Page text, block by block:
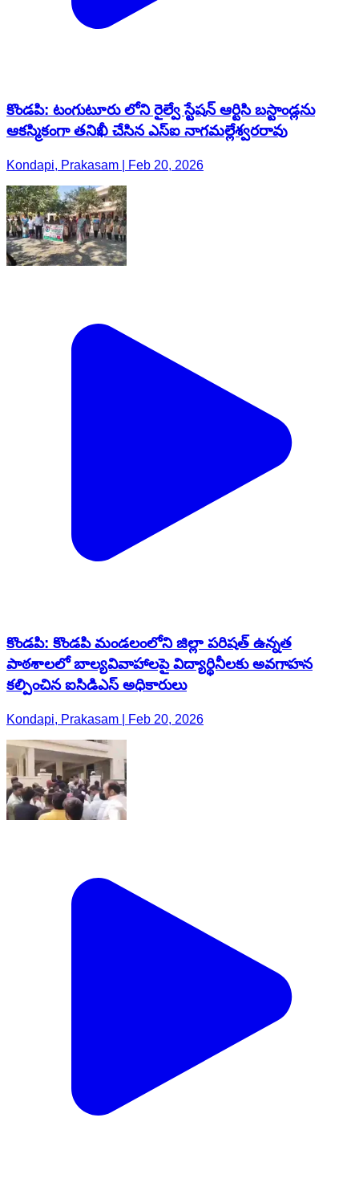
కొండపి: టంగుటూరు లోని రైల్వే స్టేషన్ ఆర్టిసి బస్టాండ్లను
ఆకస్మికంగా తనిఖీ చేసిన ఎస్ఐ నాగమల్లేశ్వరరావు
Kondapi, Prakasam | Feb 20, 2026
కొండపి: కొండపి మండలంలోని జిల్లా పరిషత్ ఉన్నత
పాఠశాలలో బాల్యవివాహాలపై విద్యార్థినీలకు అవగాహన
కల్పించిన ఐసిడిఎస్ అధికారులు
Kondapi, Prakasam | Feb 20, 2026